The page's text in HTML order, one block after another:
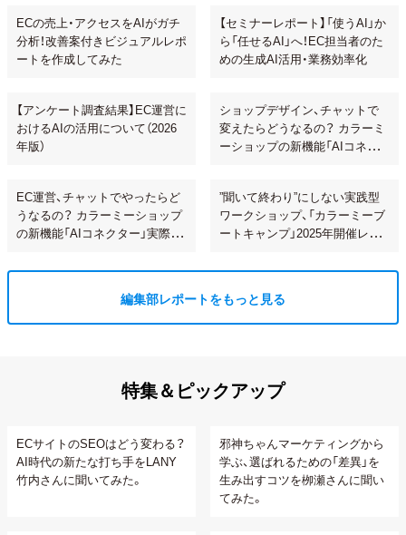
ECの売上・アクセスをAIがガチ
分析！改善案付きビジュアルレポ
ートを作成してみた
【セミナーレポート】「使うAI」か
ら「任せるAI」へ！EC担当者のた
めの生成AI活用・業務効率化
【アンケート調査結果】EC運営に
おけるAIの活用について（2026
年版）
ショップデザイン、チャットで
変えたらどうなるの？ カラーミ
ーショップの新機能「AIコネク
EC運営、チャットでやったらど
うなるの？ カラーミーショップ
の新機能「AIコネクター」実際に
”聞いて終わり”にしない実践型
ワークショップ、「カラーミーブ
ートキャンプ」2025年開催レポ
編集部レポートをもっと見る
特集＆ピックアップ
ECサイトのSEOはどう変わる？
AI時代の新たな打ち手をLANY
竹内さんに聞いてみた。
邪神ちゃんマーケティングから
学ぶ、選ばれるための「差異」を
生み出すコツを栁瀬さんに聞い
てみた。